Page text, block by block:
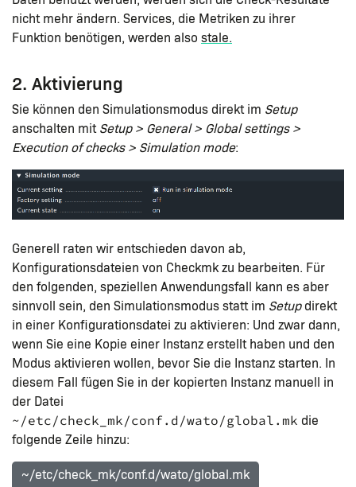
nicht mehr ändern. Services, die Metriken zu ihrer
Funktion benötigen, werden also stale.
2. Aktivierung
Sie können den Simulationsmodus direkt im Setup
anschalten mit Setup > General > Global settings >
Execution of checks > Simulation mode:
Generell raten wir entschieden davon ab,
Konfigurationsdateien von Checkmk zu bearbeiten. Für
den folgenden, speziellen Anwendungsfall kann es aber
sinnvoll sein, den Simulationsmodus statt im Setupdirekt
in einer Konfigurationsdatei zu aktivieren: Und zwar dann,
wenn Sie eine Kopie einer Instanz erstellt haben und den
Modus aktivieren wollen, bevor Sie die Instanz starten. In
diesem Fall fügen Sie in der kopierten Instanz manuell in
der Datei
~/etc/check_mk/conf.d/wato/global.mk die
folgende Zeile hinzu:
~/etc/check_mk/conf.d/wato/global.mk